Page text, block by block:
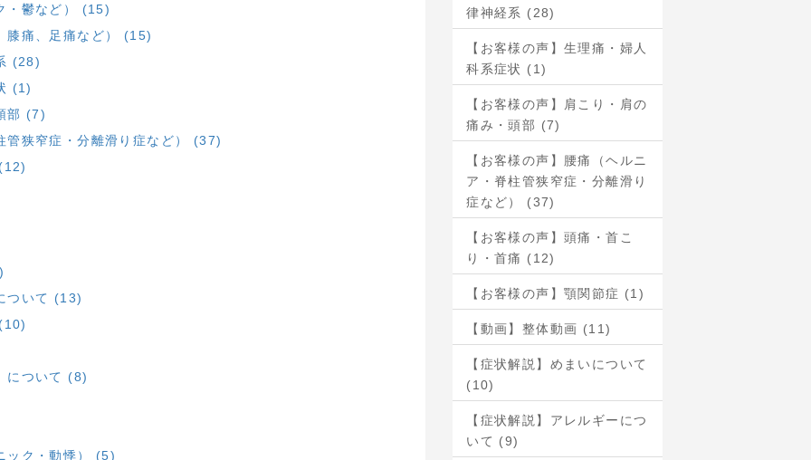
・鬱など） (15)
膝痛、足痛など） (15)
(28)
(1)
部 (7)
管狭窄症・分離滑り症など） (37)
ついて (13)
について (8)
ック・動悸） (5)
律神経系 (28)
【お客様の声】生理痛・婦人
科系症状 (1)
【お客様の声】肩こり・肩の
痛み・頭部 (7)
【お客様の声】腰痛（ヘルニ
ア・脊柱管狭窄症・分離滑り
症など） (37)
【お客様の声】頭痛・首こ
り・首痛 (12)
【お客様の声】顎関節症 (1)
【動画】整体動画 (11)
【症状解説】めまいについて
(10)
【症状解説】アレルギーにつ
いて (9)